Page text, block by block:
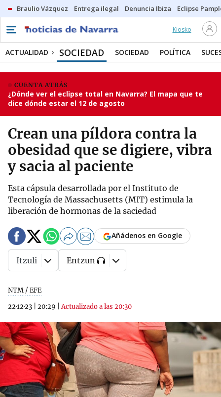
Braulio Vázquez Entrega ilegal Denuncia Ibiza Eclipse
Kiosko
ACTUALIDAD SOCIEDAD SOCIEDAD POLÍTICA
CUENTA ATRÁS
¿Dónde ver el eclipse total en Navarra? El mapa que te
dice dónde estar el 12 de agosto
Crean una píldora contra la
obesidad que se digiere, vibra
y sacia al paciente
Esta cápsula desarrollada por el Instituto de
Tecnología de Massachusetts (MIT) estimula la
liberación de hormonas de la saciedad
NTM / EFE
22·12·23
20:29 |Actualizado a las 20:30
Añádenos en Google
Itzuli Entzun